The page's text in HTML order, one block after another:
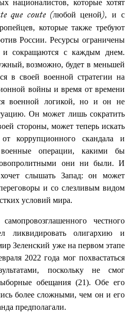
националистов, которые хотят
que coute (любой ценой), и с
которые также требуют
России. Ресурсы ограничены
и сокращаются с каждым днем.
возможно, будет в меньшей
в своей военной стратегии на
войны и время от времени
военной логикой, но и он не
Он может лишь сократить
стороны, может теперь искать
коррупционного скандала и
операции, какими бы
они ни были. И
слышать Запад: он может
и со слезливым видом
условий мира.
честного
ликвидировать олигархию и
Зеленский уже на первом этапе
2022 года мог похвастаться
поскольку не смог
обещания (21). Обе его
более сложными, чем он и его
предполагали.